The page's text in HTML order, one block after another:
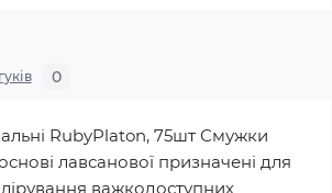
0
RubyPlaton, 75шт Смужки
лавсанової призначені для
важкодоступних